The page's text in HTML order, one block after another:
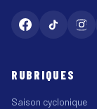
RUBRIQUES
Saison cyclonique